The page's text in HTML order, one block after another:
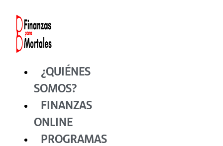
contenido
¿QUIÉNES
SOMOS?
FINANZAS
ONLINE
PROGRAMAS